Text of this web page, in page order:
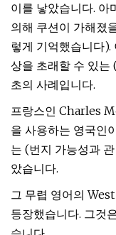
이를 낳았습니다. 아
의해 쿠션이 가해졌
렇게 기억했습니다).
상을 초래할 수 있는
초의 사례입니다.
프랑스인 Charles
을 사용하는 영국인
는 (번지 가능성과
았습니다.
그 무렵 영어의
등장했습니다. 그것